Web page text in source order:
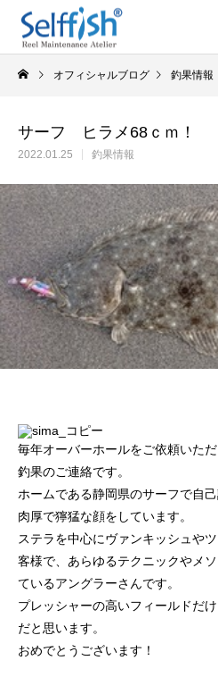
セ
2024.06.23
シマノ バンタム1000SGの1年点検
オフィシャルブログ 釣果情報
サーフ ヒラメ68ｃｍ！
2022.01.25 釣果情報
毎年オーバーホールをご依頼いた
釣果のご連絡です。
ホームである静岡県のサーフで自
肉厚で獰猛な顔をしています。
ステラを中心にヴァンキッシュや
客様で、あらゆるテクニックやメ
ているアングラーさんです。
プレッシャーの高いフィールドだ
だと思います。
おめでとうございます！